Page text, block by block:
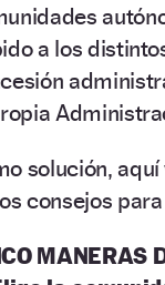
a los
solución,
consejos
MANERAS